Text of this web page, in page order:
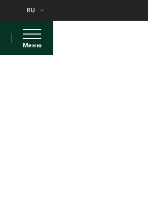
RU
Меню